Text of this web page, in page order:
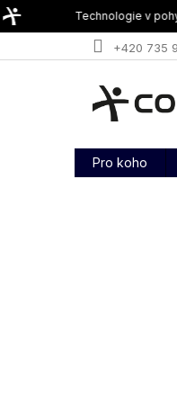
Přejít
na
Technologie v
+420 735
Pro koho